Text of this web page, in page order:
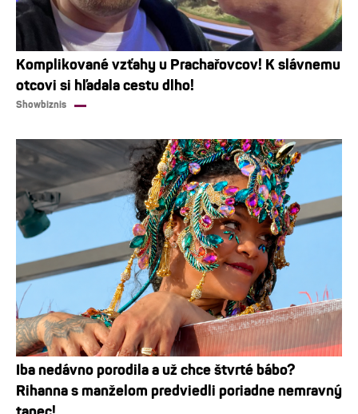
Komplikované vzťahy u Prachařovcov! K slávnemu
otcovi si hľadala cestu dlho!
Showbiznis
Iba nedávno porodila a už chce štvrté bábo?
Rihanna s manželom predviedli poriadne nemravný